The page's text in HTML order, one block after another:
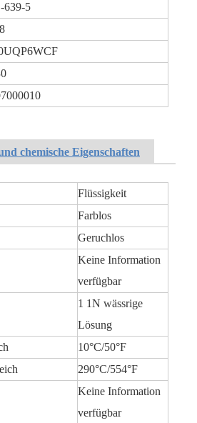
Flüssiger 99,60 % Reiniger Oxalsäure
639-5
chemische Eigenschaften
Flüssigkeit
Farblos
Geruchlos
Keine Information
verfügbar
1 1N wässrige
Lösung
10°C/50°F
290°C/554°F
Keine Information
verfügbar